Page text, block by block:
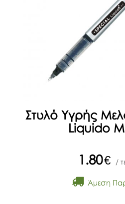
Στυλό Υγρής
Liquido
1.80€ /
Άμεση